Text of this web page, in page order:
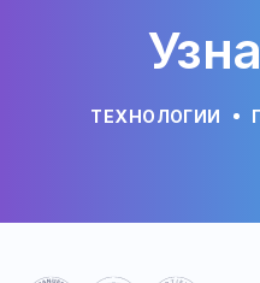
ТЕХНОЛОГИИ